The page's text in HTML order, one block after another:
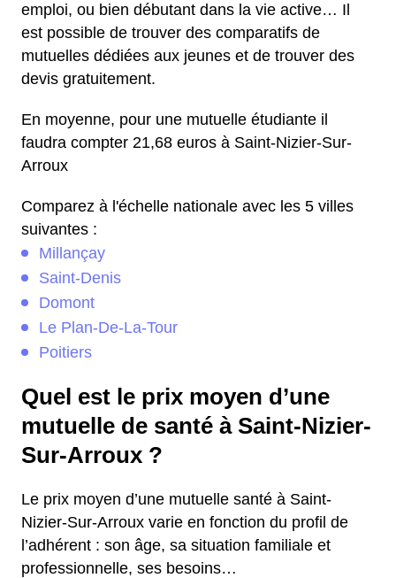
emploi, ou bien débutant dans la vie active… Il
est possible de trouver des comparatifs de
mutuelles dédiées aux jeunes et de trouver des
devis gratuitement.
En moyenne, pour une mutuelle étudiante il
faudra compter 21,68 euros à Saint-Nizier-Sur-
Arroux
Comparez à l'échelle nationale avec les 5 villes
suivantes :
Millançay
Saint-Denis
Domont
Le Plan-De-La-Tour
Poitiers
Quel est le prix moyen d’une
mutuelle de santé à Saint-Nizier-
Sur-Arroux ?
Le prix moyen d’une mutuelle santé à Saint-
Nizier-Sur-Arroux varie en fonction du profil de
l’adhérent : son âge, sa situation familiale et
professionnelle, ses besoins…